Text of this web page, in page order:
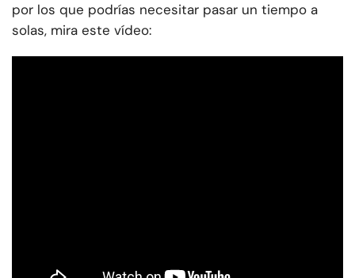
por los que podrías necesitar pasar un tiempo a
solas, mira este vídeo: